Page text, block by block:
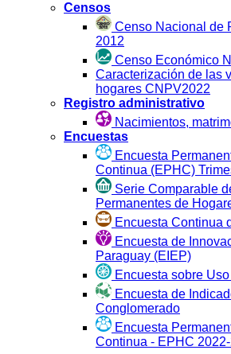
Censos
Censo Nacional de
2012
Censo Económico
Caracterización de las
hogares CNPV2022
Registro administrativo
Nacimientos,
Encuestas
Encuesta
Continua (EPHC)
Serie Comparable
Permanentes de
Encuesta Continua
Encuesta de
Paraguay (EIEP)
Encuesta sobre
Encuesta de
Conglomerado
Encuesta
Continua - EPHC